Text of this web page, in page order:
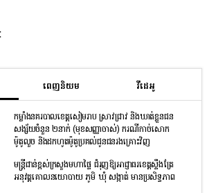
ពេញនិយម វីដេអូ
កម្លាំងនគរបាលខេត្តសៀមរាប ស្រាវជ្រាវ និងឃាត់ខ្លួនជន
សង្ស័យចំនួន ២នាក់ (មុខសញ្ញាចាស់) ករណីកាច់សោក
ម៉ូតូលួច និងដកហូតម៉ូតូប្រគល់ជូនជនរងគ្រោះវិញ
មន្រ្តីជាន់ខ្ពស់ក្រសួងមហាផ្ទៃ ជំរុញឱ្យអាជ្ញាធរខេត្តស្ទឹងត្រែ
អនុវត្តគោលនយោបាយ ភូមិ ឃុំ សង្កាត់ មានប្រសិទ្ធភាព